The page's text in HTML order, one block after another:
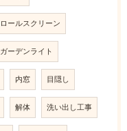
ロールスクリーン
ガーデンライト
内窓 目隠し
解体 洗い出し工事